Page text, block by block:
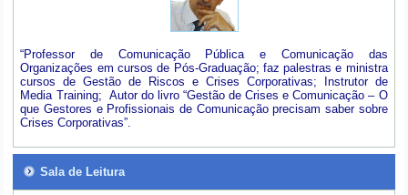
“Professor de Comunicação Pública e Comunicação das
Organizações em cursos de Pós-Graduação; faz palestras e ministra
cursos de Gestão de Riscos e Crises Corporativas; Instrutor de
Media Training; Autor do livro “Gestão de Crises e Comunicação – O
que Gestores e Profissionais de Comunicação precisam saber sobre
Crises Corporativas”.
Sala de Leitura